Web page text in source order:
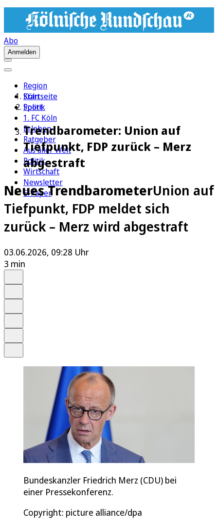
Abo
Anmelden
Region
Köln
Sport
1. FC Köln
Erleben
Ratgeber
Aus aller Welt
Politik
Wirtschaft
Newsletter
E-Paper
Startseite
Politik
Trendbarometer: Union auf
Tiefpunkt, FDP zurück – Merz
abgestraft
Neues TrendbarometerUnion auf
Tiefpunkt, FDP meldet sich
zurück – Merz wird abgestraft
03.06.2026, 09:28 Uhr
3 min
Bundeskanzler Friedrich Merz (CDU) bei
einer Pressekonferenz.
Copyright: picture alliance/dpa